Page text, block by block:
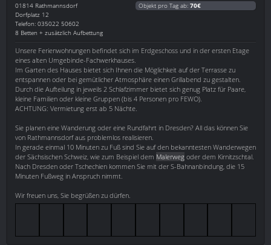
01814 Rathmannsdorf
Dorfplatz 12
Telefon: 035022 50602
8 Betten + zusätzlich Aufbettung
Objekt pro Tag ab: 70€
Unsere Ferienwohnungen befindet sich im Erdgeschoss und in der ersten Etage
eines alten Umgebinde-Fachwerkhauses.
Im Garten des Hauses bietet sich Ihnen die Möglichkeit auf der Terrasse zu
entspannen oder bei gemütlicher Atmosphäre einen Grillabend zu gestalten.
Durch die Aufteilung in jeweils 2 Schlafzimmer bietet sich genug Platz für Paare,
kleine Familien oder kleine Gruppen (bis 4 Personen pro FEWO).
ACHTUNG: Vermietung erst ab 5 Nächte.
Sie planen eine Wanderung oder eine Rundfahrt in Dresden? All das können Sie
von Rathmannsdorf aus problemlos realisieren.
In gerade einmal 10 Minuten zu Fuß sind Sie auf den bekanntesten Wanderwegen
der Sächsischen Schweiz, wie zum Beispiel dem Malerweg oder dem Kirnitzschtal.
Nach Dresden oder Tschechien kommen Sie mit der S-Bahnanbindung, die 15
Minuten Fußweg in Anspruch nimmt.
Wir freuen uns, Sie begrüßen zu dürfen.